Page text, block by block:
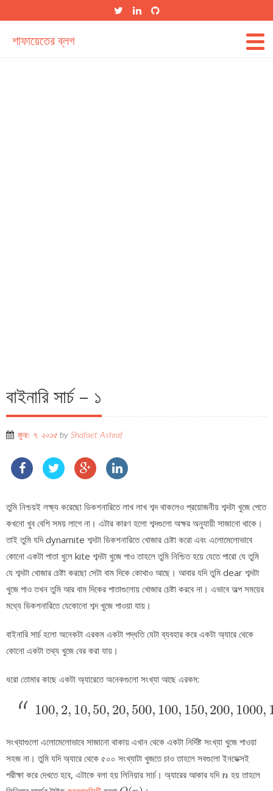
শাফায়েতের ব্লগ
বাইনারি সার্চ – ১
জুনe ৭, ২০১৫by Shafaet Ashraf
তুমি নিশ্চয়ই লক্ষ্য করেছো ডিকশনারিতে লাখ লাখ শব্দ থাকলেও প্রয়োজনীয় শব্দটা খুজে পেতে
কখনো খুব বেশি সময় লাগে না। এটার কারণ হলো শব্দগুলো অক্ষর অনুযায়ী সাজানো থাকে।
তাই তুমি যদি dynamite শব্দটা ডিকশনারিতে খোজার চেষ্টা করো এবং এলোমেলোভাবে
কোনো একটা পাতা খুলে kite শব্দটা খুজে পাও তাহলে তুমি নিশ্চিত হয়ে যেতে পারো যে তুমি
যে শব্দটা খোজার চেষ্টা করছো সেটা বাম দিকে কোথাও আছে। আবার যদি তুমি dear শব্দটা
খুজে পাও তখন তুমি আর বাম দিকের পাতাগুলোয় খোজার চেষ্টা করবে না। এভাবে অল্প সময়ের
মধ্যে ডিকশনারিতে যেকোনো শব্দ খুজে পাওয়া যায়।
বাইনারি সার্চ হলো অনেকটা এরকম একটা পদ্ধতি যেটা ব্যবহার করে একটা অ্যারে থেকে
কোনো একটা তথ্য খুজে বের করা যায়।
ধরো তোমার কাছে একটা অ্যারেতে অনেকগুলো সংখ্যা আছে এরকম:
100, 2, 10,50, 20, 500, 100, 150,200, 1000,
100 2 10 50 20 500 100 150 200 1000 ,
সংখ্যাগুলো এলোমেলোভাবে সাজানো থাকায় এখান থেকে একটা নির্দিষ্ট সংখ্যা খুজে পাওয়া
সহজ না। তুমি যদি অ্যারে থেকে ৫০০ সংখ্যাটা খুজতে চাও তাহলে সবগুলো ইনডেক্সই
পরীক্ষা করে দেখতে হবে, এটাকে বলা হয় লিনিয়ার সার্চ। অ্যারের আকার যদিn
n হয় তাহলে
O(n)